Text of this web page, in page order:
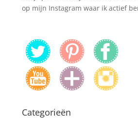
op mijn Instagram waar ik actief
Categorieën